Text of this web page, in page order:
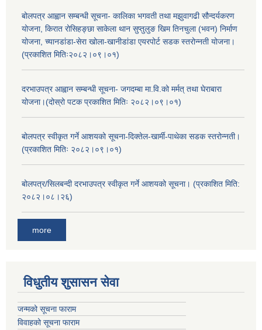
बोलपत्र आह्वान सम्बन्धी सूचना- कालिका भगवती तथा मझुवागढी सौन्दर्यकरण
योजना, किरात रोसिहङ्छा साकेला थान सुप्तुलुङ खिम तिनचुला (भवन) निर्माण
योजना, च्यानडांडा-सेरा खोला-खानीडांडा एयरपोर्ट सडक स्तरोन्नती योजना।
(प्रकाशित मितिः२०८२।०९।०१)
दरभाउपत्र आह्वान सम्बन्धी सूचना- जगदम्बा मा.वि.को मर्मत् तथा घेराबारा
योजना।(दोस्रो पटक प्रकाशित मितिः २०८२।०९।०१)
बोलपत्र स्वीकृत गर्ने आशयको सूचना-दिक्तेल-खार्मी-पाथेका सडक स्तरोन्नती।
(प्रकाशित मितिः २०८२।०९।०१)
बोलपत्र/सिलबन्दी दरभाउपत्र स्वीकृत गर्ने आशयको सूचना। (प्रकाशित मिति:
२०८२।०८।२६)
more
विधुतीय शुसासन सेवा
जन्मको सूचना फाराम
विवाहको सूचना फाराम